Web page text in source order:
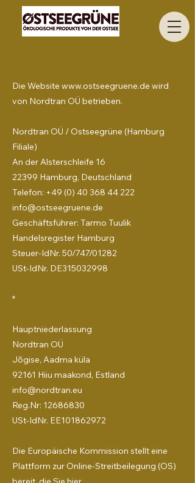
Die Website www.ostseegruene.de wird
von Nordtran OÜ betrieben.
Nordtran OÜ / Ostseegrüne (Hamburg
Filiale)
An der Alsterschleife 16
22399 Hamburg, Deutschland
Telefon: +49 (0) 40 368 44 222
info@ostseegruene.de
Geschäftsführer: Tarmo Tuulik
Handelsregister Hamburg
Steuer-IdNr. 50/747/01282
USt-IdNr. DE315032998
*
Hauptniederlassung
Nordtran OÜ
Jõgise, Aadma küla
92161 Hiiu maakond, Estland
info@nordtran.eu
Reg.Nr: 12686830
USt-IdNr. EE101862972
Die Europäische Kommission stellt eine
Plattform zur Online-Streitbeilegung (OS)